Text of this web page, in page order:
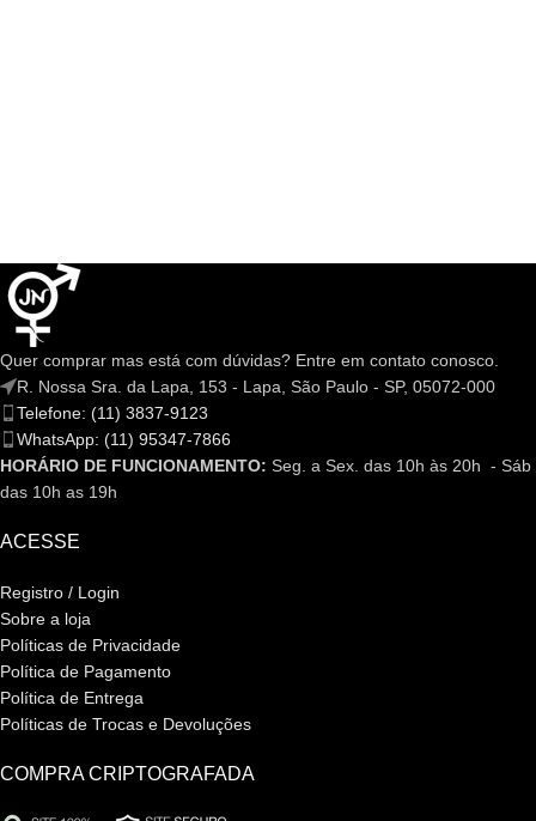
Quer comprar mas está com dúvidas? Entre em contato conosco.
R. Nossa Sra. da Lapa, 153 - Lapa, São Paulo - SP, 05072-000
Telefone: (11) 3837-9123
WhatsApp: (11) 95347-7866
HORÁRIO DE FUNCIONAMENTO: Seg. a Sex. das 10h às 20h - Sáb
das 10h as 19h
ACESSE
Registro / Login
Sobre a loja
Políticas de Privacidade
Política de Pagamento
Política de Entrega
Políticas de Trocas e Devoluções
COMPRA CRIPTOGRAFADA